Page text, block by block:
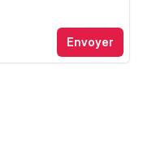
Envoyer